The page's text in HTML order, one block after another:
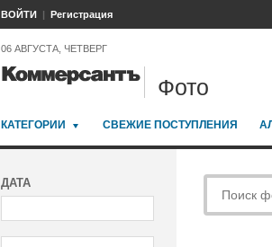
ВОЙТИ Регистрация
06 АВГУСТА, ЧЕТВЕРГ
Фото
КАТЕГОРИИ СВЕЖИЕ ПОСТУПЛЕНИЯ
ДАТА